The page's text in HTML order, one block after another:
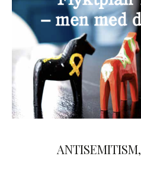
ANTISEMITISM,